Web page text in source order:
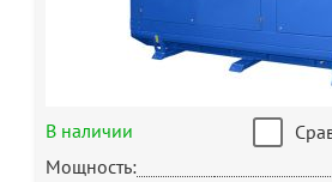
В наличии
Мощность: